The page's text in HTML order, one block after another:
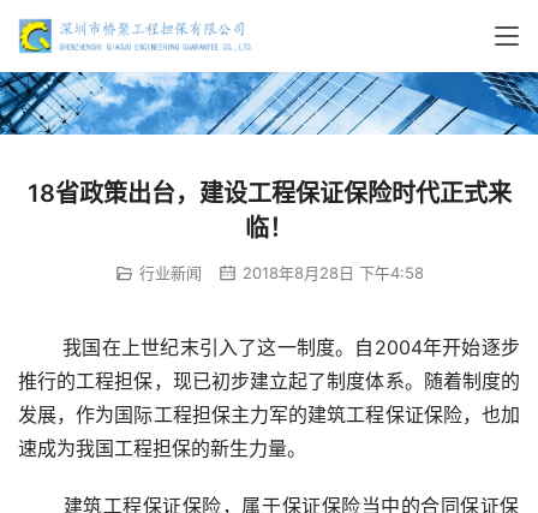
18省政策出台，建设工程保证保险时代正式来
临！
行业新闻 2018年8月28日 下午4:58
我国在上世纪末引入了这一制度。自2004年开始逐步
推行的工程担保，现已初步建立起了制度体系。随着制度的
发展，作为国际工程担保主力军的建筑工程保证保险，也加
速成为我国工程担保的新生力量。